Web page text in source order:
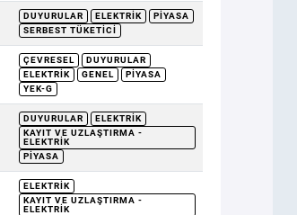
DUYURULAR ELEKTRIK
PIYASA
SERBEST TÜKETICI
ÇEVRESEL
DUYURULAR
ELEKTRIK
GENEL
PIYASA
YEK-G
DUYURULAR
ELEKTRIK
KAYIT VE UZLAŞTIRMA -
ELEKTRIK
PIYASA
ELEKTRIK
KAYIT VE UZLAŞTIRMA -
ELEKTRIK